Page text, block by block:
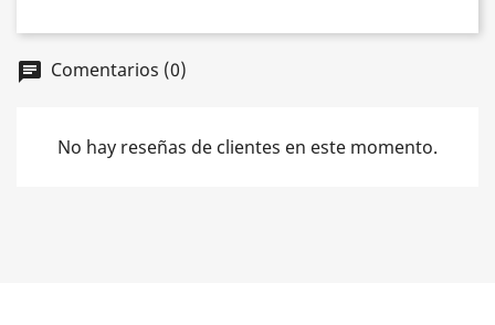
chat Comentarios (0)
No hay reseñas de clientes en este momento.